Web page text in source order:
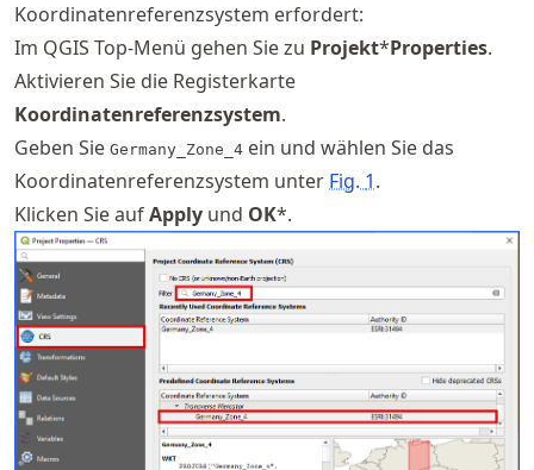
Koordinatenreferenzsystem erfordert:
Im QGIS Top-Menü gehen Sie zu Projekt*Properties.
Aktivieren Sie die Registerkarte
Koordinatenreferenzsystem.
Geben Sie Germany_Zone_4 ein und wählen Sie das
Koordinatenreferenzsystem unter Fig. 1.
Klicken Sie aufApply und OK*.